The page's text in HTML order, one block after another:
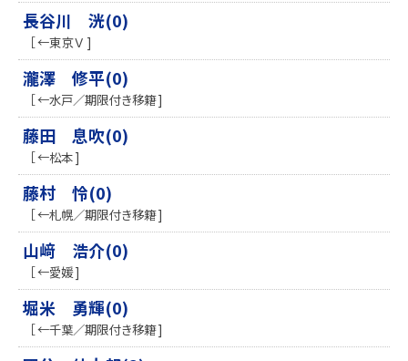
長谷川 洸(0)
［ ←東京Ｖ ]
瀧澤 修平(0)
［ ←水戸／期限付き移籍 ]
藤田 息吹(0)
［ ←松本 ]
藤村 怜(0)
［ ←札幌／期限付き移籍 ]
山﨑 浩介(0)
［ ←愛媛 ]
堀米 勇輝(0)
［ ←千葉／期限付き移籍 ]